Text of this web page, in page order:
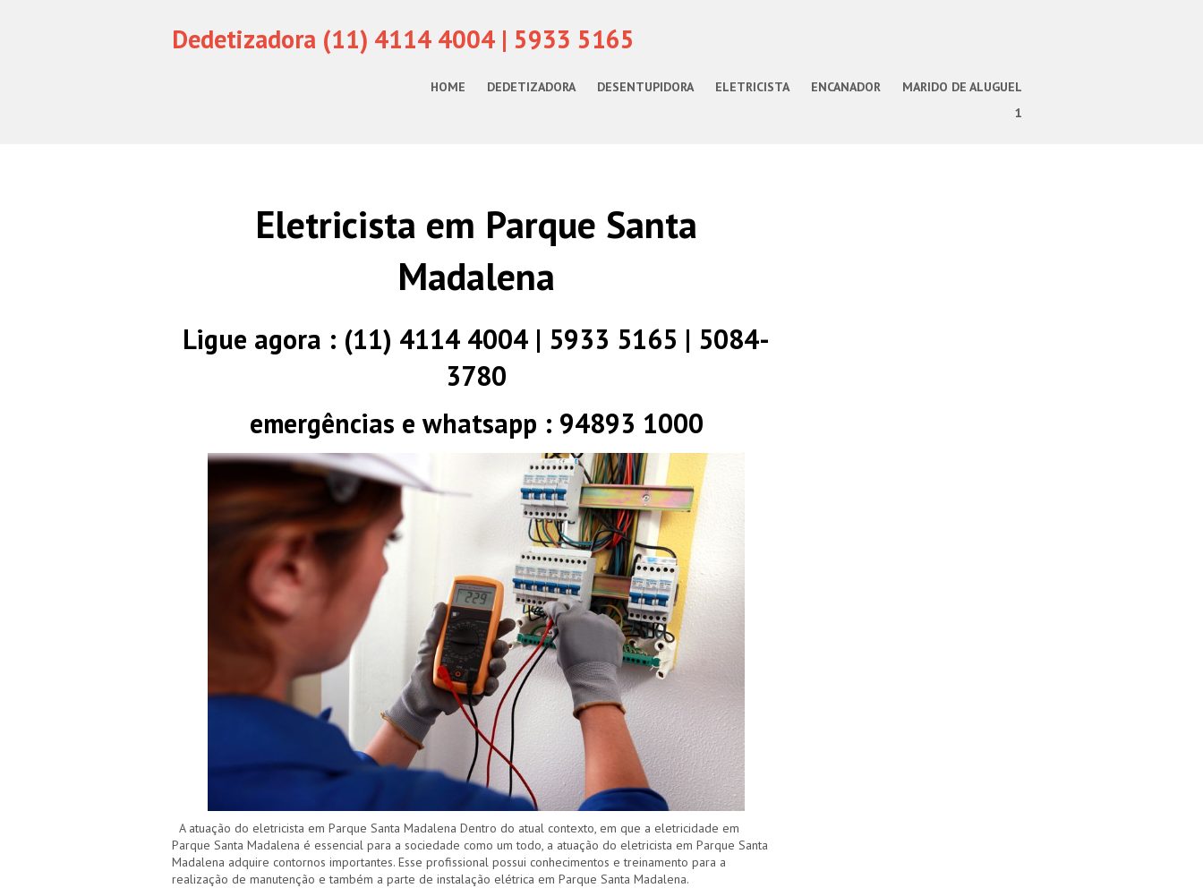
Dedetizadora (11) 4114 4004 | 5933 5165
HOME DEDETIZADORA DESENTUPIDORA ELETRICISTA ENCANADOR
MARIDO DE ALUGUEL
1
Eletricista em Parque Santa
Madalena
Ligue agora : (11) 4114 4004 | 5933 5165 | 5084-
3780
emergências e whatsapp : 94893 1000
A atuação do eletricista em Parque Santa Madalena Dentro do atual contexto, em que a eletricidade em
Parque Santa Madalena é essencial para a sociedade como um todo, a atuação do eletricista em Parque Santa
Madalena adquire contornos importantes. Esse profissional possui conhecimentos e treinamento para a
realização de manutenção e também a parte de instalação elétrica em Parque Santa Madalena.